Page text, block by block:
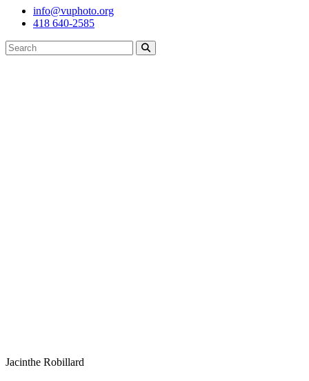
info@vuphoto.org
418 640-2585
Jacinthe Robillard